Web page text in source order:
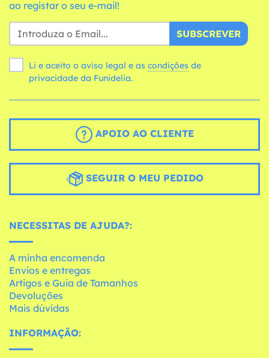
ao registar o seu e-mail!
SUBSCREVER
Li e aceito o aviso legal e as condições
privacidade da Funidelia.
APOIO AO CLIENTE
SEGUIR O MEU PEDIDO
NECESSITAS DE AJUDA?:
A minha encomenda
Envios e entregas
Artigos e Guia de Tamanhos
Devoluções
Mais dúvidas
INFORMAÇÃO: